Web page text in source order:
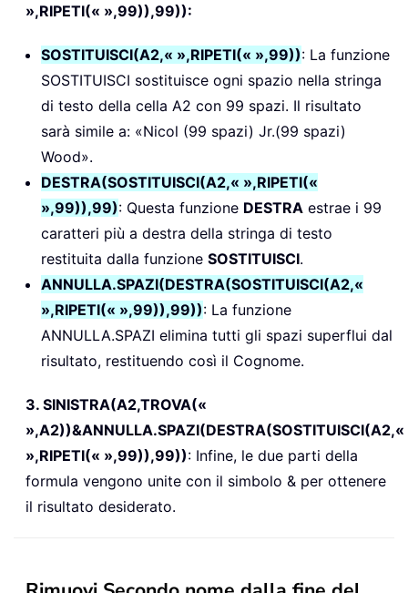
»,RIPETI(« »,99)),99)):
SOSTITUISCI(A2,« »,RIPETI(« »,99)): La funzione
SOSTITUISCI sostituisce ogni spazio nella stringa
di testo della cella A2 con 99 spazi. Il risultato
sarà simile a: «Nicol (99 spazi) Jr.(99 spazi)
Wood».
DESTRA(SOSTITUISCI(A2,« »,RIPETI(«
»,99)),99): Questa funzione DESTRA estrae i 99
caratteri più a destra della stringa di testo
restituita dalla funzione SOSTITUISCI.
ANNULLA.SPAZI(DESTRA(SOSTITUISCI(A2,«
»,RIPETI(« »,99)),99)): La funzione
ANNULLA.SPAZI elimina tutti gli spazi superflui dal
risultato, restituendo così il Cognome.
3. SINISTRA(A2,TROVA(«
»,A2))&ANNULLA.SPAZI(DESTRA(SOSTITUISCI(A2,«
»,RIPETI(« »,99)),99)): Infine, le due parti della
formula vengono unite con il simbolo & per ottenere
il risultato desiderato.